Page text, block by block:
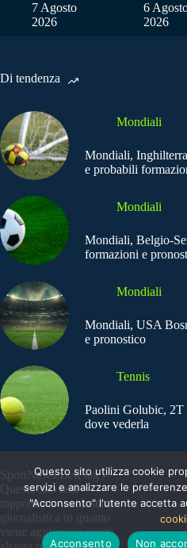
7 Agosto
2026
6
2026
Di tendenza
Mondiali
Mondiali,
e probabili
Mondiali
Mondiali, Belgio-
formazioni e
Mondiali
Mondiali, USA
e pronostico
Tennis
Paolini Golubic, 2T
dove vederla
SportNews.BetFlag -
Questo sito non
rappresenta una testata
giornalistica in quanto
viene aggiornato senza
Questo sito utilizza cookie
servizi e analizzare le
"Acconsento" l'utente accetta
Acconsento
Non